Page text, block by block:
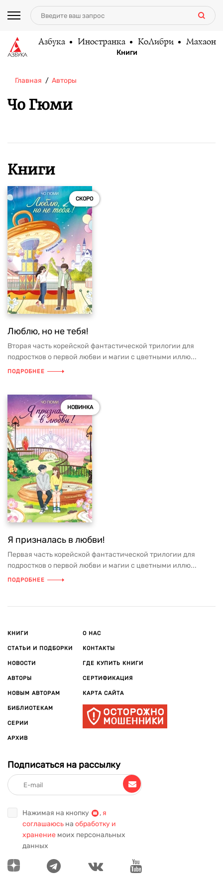
Азбука Иностранка КоЛибри Махаон
Книги
Главная Авторы
Чо Гюми
Книги
СКОРО
Люблю, но не тебя!
Вторая часть корейской фантастической трилогии для
подростков о первой любви и магии с цветными иллю...
ПОДРОБНЕЕ
НОВИНКА
Я призналась в любви!
Первая часть корейской фантастической трилогии для
подростков о первой любви и магии с цветными иллю...
ПОДРОБНЕЕ
КНИГИ
СТАТЬИ И ПОДБОРКИ
НОВОСТИ
АВТОРЫ
НОВЫМ АВТОРАМ
БИБЛИОТЕКАМ
СЕРИИ
АРХИВ
О НАС
КОНТАКТЫ
ГДЕ КУПИТЬ КНИГИ
СЕРТИФИКАЦИЯ
КАРТА САЙТА
Подписаться на рассылку
Нажимая на кнопку , я
соглашаюсь на обработку и
хранение моих персональных
данных